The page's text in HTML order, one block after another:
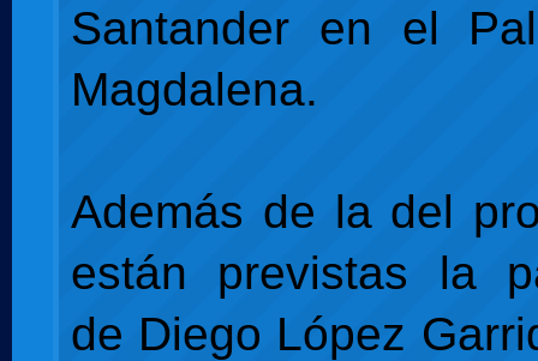
Santander en el
Magdalena.
Además de la del
están previstas la
de Diego López